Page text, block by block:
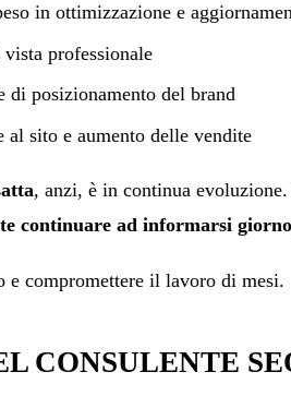
in ottimizzazione e
professionale
posizionamento del brand
al sito e aumento delle vendite
, anzi, è in continua evoluzione.
continuare ad informarsi
e compromettere il lavoro di mesi.
CONSULENTE